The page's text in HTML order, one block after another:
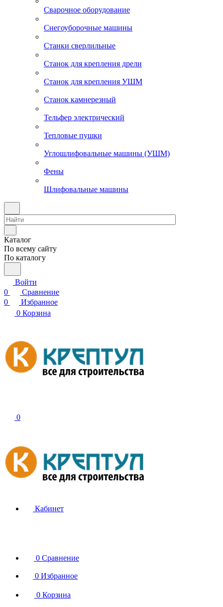
Сварочное оборудование
Снегоуборочные машины
Станки сверлильные
Станок для крепления дрели
Станок для крепления УШМ
Станок камнерезный
Тельфер электрический
Тепловые пушки
Углошлифовальные машины (УШМ)
Фены
Шлифовальные машины
Каталог
По всему сайту
По каталогу
Войти
0
Сравнение
0
Избранное
0 Корзина
0
Кабинет
0 Сравнение
0 Избранное
0 Корзина